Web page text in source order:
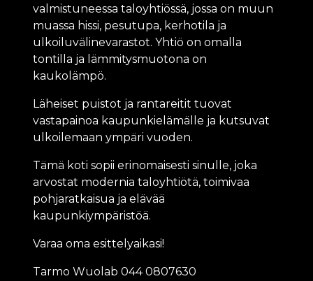
valmistuneessa taloyhtiössä, jossa on muun
muassa hissi, pesutupa, kerhotila ja
ulkoiluvälinevarastot. Yhtiö on omalla
tontilla ja lämmitysmuotona on
kaukolämpö.
Läheiset puistot ja rantareitit tuovat
vastapainoa kaupunkielämälle ja kutsuvat
ulkoilemaan ympäri vuoden.
Tämä koti sopii erinomaisesti sinulle, joka
arvostat modernia taloyhtiötä, toimivaa
pohjaratkaisua ja elävää
kaupunkiympäristöä.
Varaa oma esittelyaikasi!
Tarmo Wuolab 044 0807630